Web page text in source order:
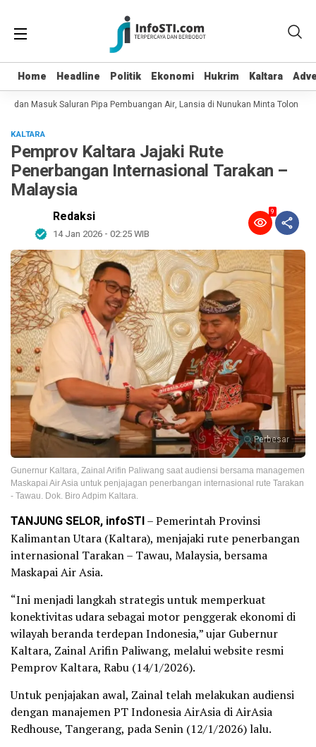
Home Headline Politik Ekonomi Hukrim Kaltara
Home Headline Politik Ekonomi Hukrim Kaltara
dan Masuk Saluran Pipa Pembuangan Air, Lansia di Nunukan Minta Tolong
KALTARA
Pemprov Kaltara Jajaki Rute
Penerbangan Internasional Tarakan –
Malaysia
Redaksi
14 Jan 2026 - 02:25 WIB
9
Perbesar
Gunernur Kaltara, Zainal Arifin Paliwang saat audiensi bersama managemen
Maskapai Air Asia untuk penjajagan penerbangan internasional rute Tarakan
- Tawau. Dok. Biro Adpim Kaltara.
TANJUNG SELOR, infoSTI– Pemerintah Provinsi
Kalimantan Utara (Kaltara), menjajaki rute penerbangan
internasional Tarakan – Tawau, Malaysia, bersama
Maskapai Air Asia.
“Ini menjadi langkah strategis untuk memperkuat
konektivitas udara sebagai motor penggerak ekonomi di
wilayah beranda terdepan Indonesia,” ujar Gubernur
Kaltara, Zainal Arifin Paliwang, melalui website resmi
Pemprov Kaltara, Rabu (14/1/2026).
Untuk penjajakan awal, Zainal telah melakukan audiensi
dengan manajemen PT Indonesia AirAsia di AirAsia
Redhouse, Tangerang, pada Senin (12/1/2026) lalu.